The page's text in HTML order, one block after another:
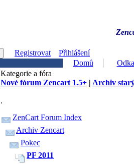
Registrovat
Přihlášení
Domů
Kategorie a fóra
Nové fórum Zencart 1.5+ | Archiv
.
ZenCart Forum Index
Archiv Zencart
Pokec
PF 2011